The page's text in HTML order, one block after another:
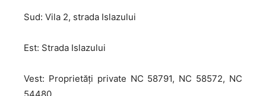
Sud: Vila 2, strada Islazului
Est: Strada Islazului
Vest: Proprietăți private NC 58791, NC 58572, NC